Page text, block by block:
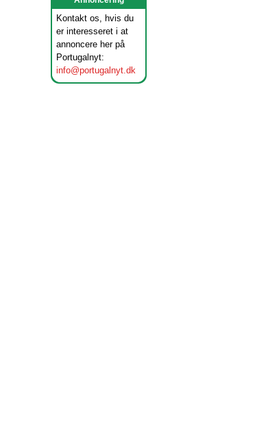
Kontakt os, hvis du
er interesseret i at
annoncere her på
Portugalnyt:
info@portugalnyt.dk